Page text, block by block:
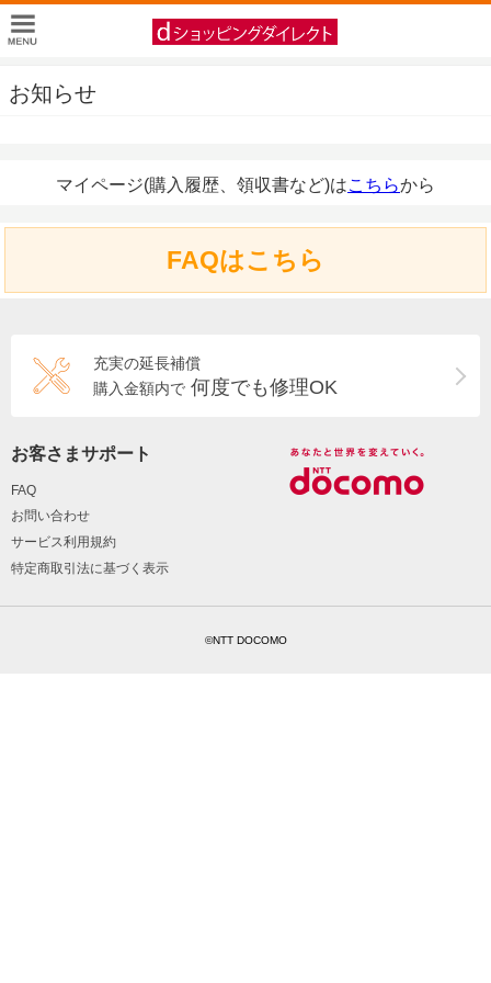
お知らせ
マイページ(購入履歴、領収書など)はこちらから
FAQはこちら
充実の延長補償
購入金額内で 何度でも修理OK
お客さまサポート
FAQ
お問い合わせ
サービス利用規約
特定商取引法に基づく表示
©NTT DOCOMO